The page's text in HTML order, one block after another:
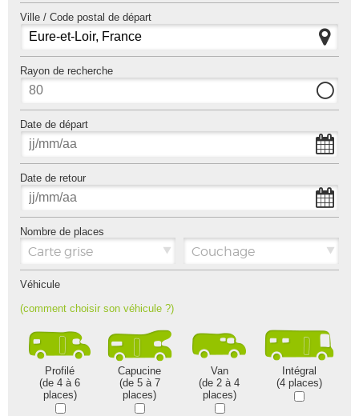
Ville / Code postal de départ
Rayon de recherche
Date de départ
Date de retour
Nombre de places
Carte grise Couchage
Véhicule
(comment choisir son véhicule ?)
Profilé
(de 4 à 6
places)
Capucine
(de 5 à 7
places)
Van
(de 2 à 4
places)
Intégral
(4 places)